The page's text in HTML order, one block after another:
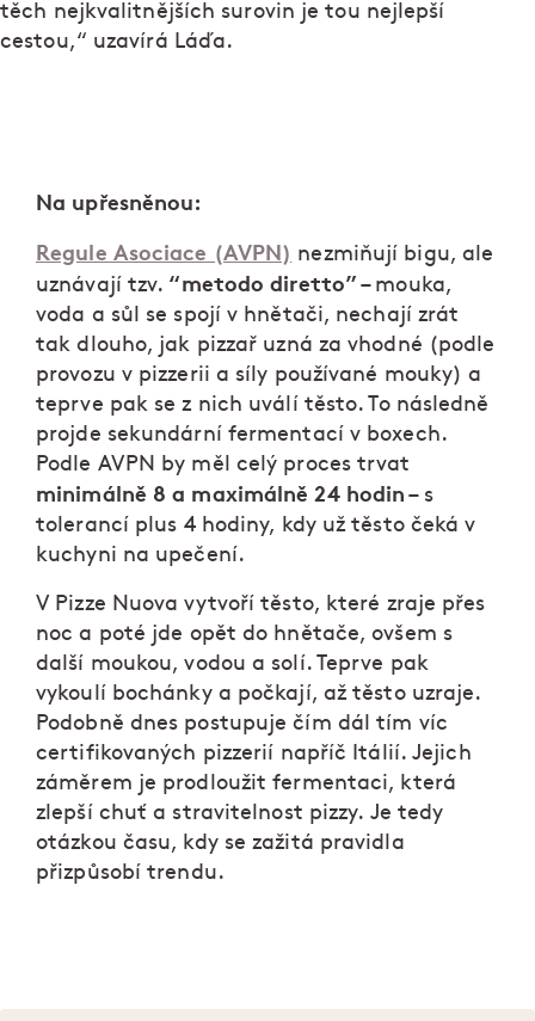
těch nejkvalitnějších surovin je tou nejlepší
cestou,“ uzavírá Láďa.
Na upřesněnou:
Regule Asociace (AVPN) nezmiňují bigu, ale
uznávají tzv. “metodo diretto” – mouka,
voda a sůl se spojí v hnětači, nechají zrát
tak dlouho, jak pizzař uzná za vhodné (podle
provozu v pizzerii a síly používané mouky) a
teprve pak se z nich uválí těsto. To následně
projde sekundární fermentací v boxech.
Podle AVPN by měl celý proces trvat
minimálně 8 a maximálně 24 hodin – s
tolerancí plus 4 hodiny, kdy už těsto čeká v
kuchyni na upečení.
V Pizze Nuova vytvoří těsto, které zraje přes
noc a poté jde opět do hnětače, ovšem s
další moukou, vodou a solí. Teprve pak
vykoulí bochánky a počkají, až těsto uzraje.
Podobně dnes postupuje čím dál tím víc
certifikovaných pizzerií napříč Itálií. Jejich
záměrem je prodloužit fermentaci, která
zlepší chuť a stravitelnost pizzy. Je tedy
otázkou času, kdy se zažitá pravidla
přizpůsobí trendu.